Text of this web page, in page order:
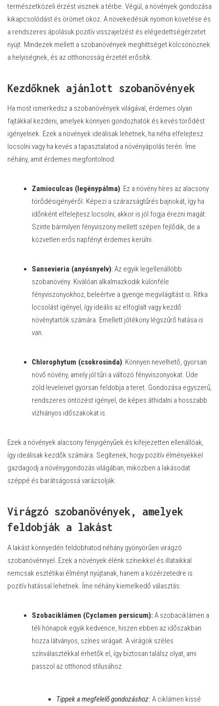
természetközeli érzést visznek a térbe. Végül, a növények gondozása
kikapcsolódást és örömet okoz. A növekedésük nyomon követése és
a rendszeres ápolásuk pozitív visszajelzést és elégedettségérzetet
nyújt. Mindezek mellett a szobanövények meghittséget kölcsönöznek
a helyiségnek, és az otthonosság érzetét erősítik.
Kezdőknek ajánlott szobanövények
Ha most ismerkedsz a szobanövények világával, érdemes olyan
fajtákkal kezdeni, amelyek könnyen gondozhatók és kevés törődést
igényelnek. Ezek a növények ideálisak lehetnek, ha néha elfelejtesz
locsolni vagy ha kevés a tapasztalatod a növényápolás terén. Íme
néhány, amit érdemes megfontolnod:
Zamioculcas (legénypálma): Ez a növény híres az alacsony
törődésigényéről. Képezi a szárazságtűrés bajnokát, így ha
időnként elfelejtesz locsolni, akkor is jól fogja érezni magát.
Szinte bármilyen fényviszony mellett szépen fejlődik, de a
közvetlen erős napfényt érdemes kerülni.
Sansevieria (anyósnyelv): Az egyik legellenállóbb
szobanövény. Kiválóan alkalmazkodik különféle
fényviszonyokhoz, beleértve a gyenge megvilágítást is. Ritka
locsolást igényel, így ideális az elfoglalt vagy kezdő
növénytartók számára. Emellett jótékony légszűrő hatása is
van.
Chlorophytum (csokrosinda): Könnyen nevelhető, gyorsan
növő növény, amely jól tűri a változó fényviszonyokat. Üde
zöld leveleivel gyorsan feldobja a teret. Gondozása egyszerű,
rendszeres öntözést igényel, de képes áthidalni a hosszabb
vízhiányos időszakokat is.
Ezek a növények alacsony fényigényűek és kifejezetten ellenállóak,
így ideálisak kezdők számára. Segítenek, hogy pozitív élményekkel
gazdagodj a növénygondozás világában, miközben a lakásodat
széppé és barátságossá varázsolják.
Virágzó szobanövények, amelyek
feldobják a lakást
A lakást könnyedén feldobhatod néhány gyönyörűen virágzó
szobanövénnyel. Ezek a növények élénk színeikkel és illataikkal
nemcsak esztétikai élményt nyújtanak, hanem a közérzetedre is
pozitív hatással lehetnek. Íme néhány kiemelkedő választás:
Szobaciklámen (Cyclamen persicum): A szobaciklámen a
téli hónapok egyik kedvence, hiszen ebben az időszakban
hozza látványos, színes virágait. A virágok széles
színválasztékkal érhetők el, így biztosan találsz olyat, ami
passzol az otthonod stílusához.
Tippek a megfelelő gondozáshoz: A ciklámen kissé